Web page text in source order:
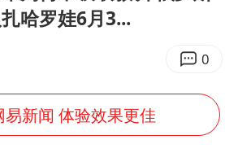
哈罗娃6月3...
0
易新闻 体验效果更佳